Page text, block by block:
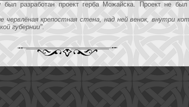
был разработан проект герба Можайска. Проект не
червлёная крепостная стена, над ней венок, внутри
губернии".